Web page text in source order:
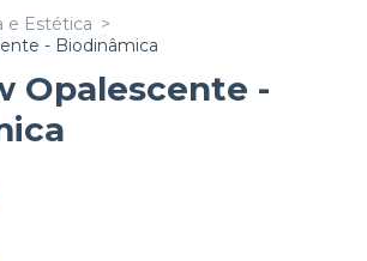
e Estética >
- Biodinâmica
Opalescente -